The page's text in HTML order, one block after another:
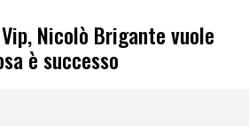
Nicolò Brigante vuole
è successo